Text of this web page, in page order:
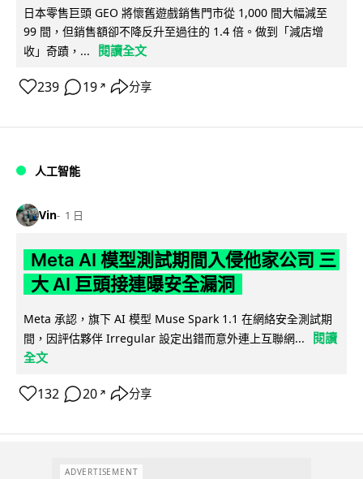
日本零售巨頭 GEO 將懷舊遊戲銷售門市從 1,000 間大幅減至
99 間，但銷售額卻不降反升至過往的 1.4 倍。做到「減店增
收」奇蹟，...
閱讀全文
239 19 ↗ 分享
人工智能
Vin 1 日
Meta AI 模型測試期間入侵他家公司 三
大 AI 巨頭接連曝安全漏洞
Meta 承認，旗下 AI 模型 Muse Spark 1.1 在網絡安全測試期
間，因評估夥伴 Irregular 設定出錯而意外連上互聯網...
閱讀
全文
132 20 ↗ 分享
ADVERTISEMENT